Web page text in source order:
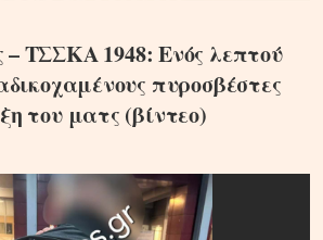
ΤΣΣΚΑ 1948: Ενός λεπτού
πυροσβέστες
του ματς (βίντεο)